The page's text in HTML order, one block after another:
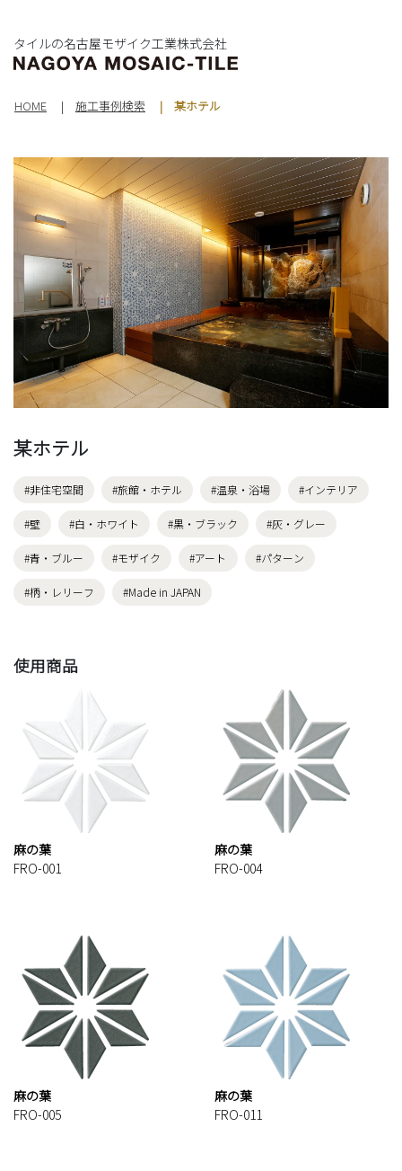
タイルの名古屋モザイク工業株式会社
HOME 施工事例検索 某ホテル
某ホテル
#非住宅空間 #旅館・ホテル #温泉・浴場 #インテリア
#壁 #白・ホワイト #黒・ブラック #灰・グレー
#青・ブルー #モザイク #アート #パターン
#柄・レリーフ #Made in JAPAN
使用商品
麻の葉
FRO-001
麻の葉
FRO-004
麻の葉
FRO-005
麻の葉
FRO-011